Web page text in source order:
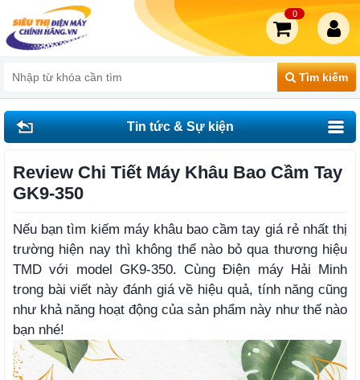
Tìm kiếm
0
Tin tức & Sự kiện
Review Chi Tiết Máy Khâu Bao Cầm Tay
GK9-350
Nếu bạn tìm kiếm máy khâu bao cầm tay giá rẻ nhất thị
trường hiện nay thì không thể nào bỏ qua thương hiệu
TMD với model GK9-350. Cùng Điện máy Hải Minh
trong bài viết này đánh giá về hiệu quả, tính năng cũng
như khả năng hoạt động của sản phẩm này như thế nào
bạn nhé!